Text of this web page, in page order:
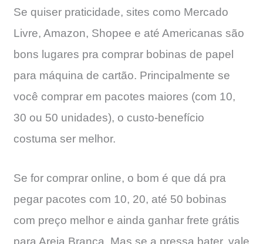
Se quiser praticidade, sites como Mercado
Livre, Amazon, Shopee e até Americanas são
bons lugares pra comprar bobinas de papel
para máquina de cartão. Principalmente se
você comprar em pacotes maiores (com 10,
30 ou 50 unidades), o custo-benefício
costuma ser melhor.
Se for comprar online, o bom é que dá pra
pegar pacotes com 10, 20, até 50 bobinas
com preço melhor e ainda ganhar frete grátis
para Areia Branca. Mas se a pressa bater, vale